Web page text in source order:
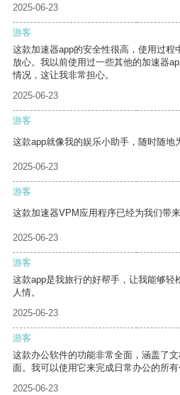
2025-06-23
游客
这款加速器app的安全性很高，使用过程
放心。我以前使用过一些其他的加速器
情况，这让我非常担心。
2025-06-23
游客
这款app就像我的娱乐小助手，随时随地
2025-06-23
游客
这款加速器VPM应用程序已经为我们带
2025-06-23
游客
这款app是我旅行的好帮手，让我能够轻
人情。
2025-06-23
游客
这款办公软件的功能非常全面，涵盖了
面。我可以使用它来完成日常办公的所有
2025-06-23